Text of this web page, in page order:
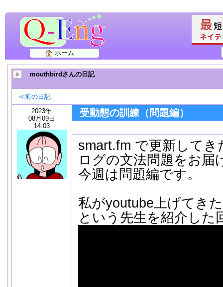
ホーム
mouthbirdさんの日記
≪前の日記
2023年
08月09日
14:03
受動態の訓練（問題編）
smart.fm で更新して
ログの文法問題をお届
今週は問題編です。
私がyoutube上げてき
という先生を紹介した